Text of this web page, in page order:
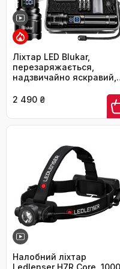
Ліхтар LED Blukar,
перезаряжається,
надзвичайно яскравий,
режимів,
водонепроникний IP67,
для кемпінгу та
активного відпочинку,
2 490 ₴
Налобний ліхтар
Ledlenser H7R Core, 1000